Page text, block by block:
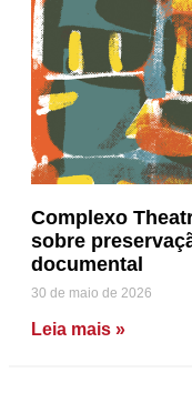
Complexo
sobre
documental
30 de maio de 2026
Leia mais »